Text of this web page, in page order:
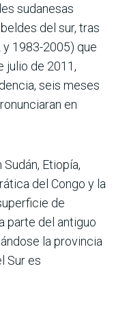
sudanesas
del sur, tras
1983-2005) que
julio de 2011,
seis meses
en
Etiopía,
del Congo y la
de
parte del antiguo
la provincia
Sur es